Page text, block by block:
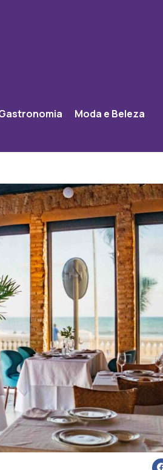
Moda e Beleza